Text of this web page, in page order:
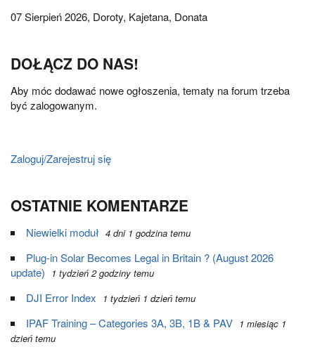
07 Sierpień 2026, Doroty, Kajetana, Donata
DOŁĄCZ DO NAS!
Aby móc dodawać nowe ogłoszenia, tematy na forum trzeba
być zalogowanym.
Zaloguj/Zarejestruj się
OSTATNIE KOMENTARZE
Niewielki moduł 4 dni 1 godzina temu
Plug-in Solar Becomes Legal in Britain ? (August 2026
update)
1 tydzień 2 godziny temu
DJI Error Index 1 tydzień 1 dzień temu
IPAF Training – Categories 3A, 3B, 1B & PAV 1 miesiąc 1
dzień temu